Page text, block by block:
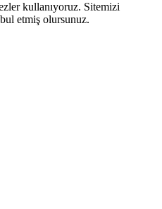
kullanıyoruz. Sitemizi
etmiş olursunuz.